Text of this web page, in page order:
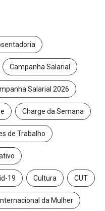
Campanha Salarial
Salarial 2026
Charge da Semana
de Trabalho
19 Cultura CUT
da Mulher